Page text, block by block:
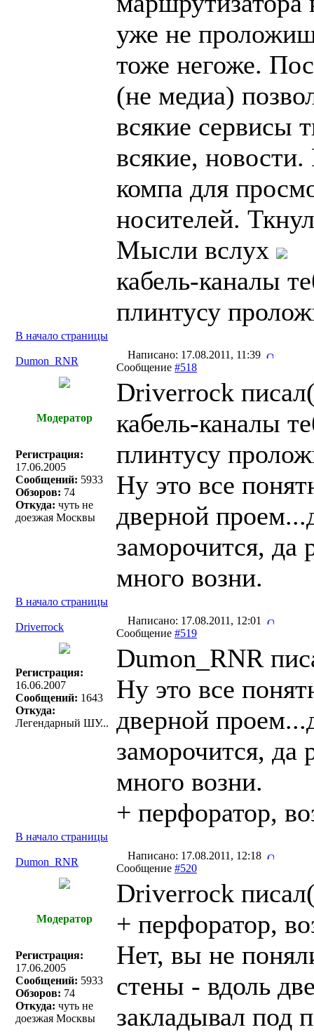
уже не
тоже негоже.
(не медиа)
всякие сервисы
всякие,
компа для
носителей.
Мысли вслух
кабель-каналы
плинтусу
В начало страницы
Dumon_RNR
Написано: 17.08.2011, 11:39
Сообщение #518
Модератор
Регистрация:
17.06.2005
Сообщений: 5933
Обзоров: 74
Откуда: чуть не
доезжая Москвы
Driverrock
кабель-каналы
плинтусу
Ну это все
дверной
заморочится,
много возни.
В начало страницы
Driverrock
Написано: 17.08.2011, 12:01
Сообщение #519
Регистрация:
16.06.2007
Сообщений: 1643
Откуда:
Легендарный ШУ...
Dumon_RNR
Ну это все
дверной
заморочится,
много возни.
+ перфоратор,
В начало страницы
Dumon_RNR
Написано: 17.08.2011, 12:18
Сообщение #520
Модератор
Регистрация:
17.06.2005
Сообщений: 5933
Обзоров: 74
Откуда: чуть не
доезжая Москвы
Driverrock
+ перфоратор,
Нет, вы не
стены - вдоль
закладывал под